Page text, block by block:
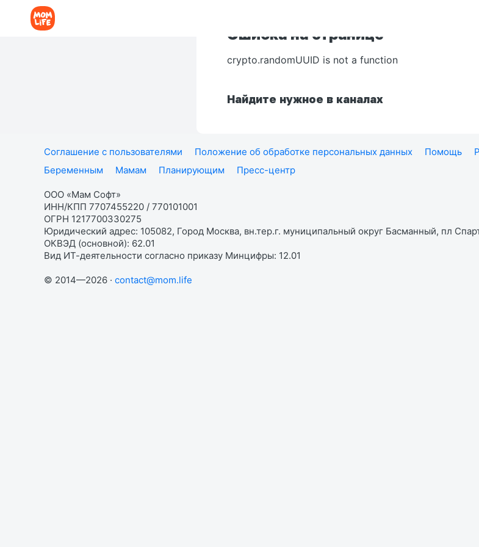
Ошибка на странице
crypto.randomUUID is not a function
Найдите нужное в каналах
Соглашение с пользователями Положение об обработке персональных данных Помощь
Беременным
Мамам Планирующим Пресс-центр
ООО «Мам Софт»
ИНН/КПП 7707455220 / 770101001
ОГРН 1217700330275
Юридический адрес: 105082, Город Москва, вн.тер.г. муниципальный округ Басманный, пл
ОКВЭД (основной): 62.01
Вид ИТ-деятельности согласно приказу Минцифры: 12.01
© 2014—2026 · contact@mom.life